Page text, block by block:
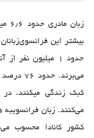
بیشتر این
حدود ۱ میلیون
می‌برند.
کبک زندگی میکنند، در
می‌کنند. زبان فرانسویبه
کشور کانادا محسوب